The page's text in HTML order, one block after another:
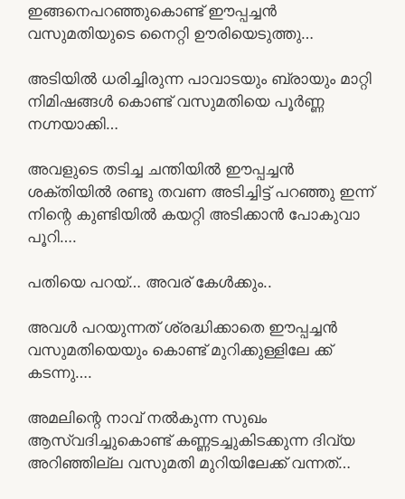
ഇങ്ങനെപറഞ്ഞുകൊണ്ട് ഈപ്പച്ചൻ
വസുമതിയുടെ നൈറ്റി ഊരിയെടുത്തു…
അടിയിൽ ധരിച്ചിരുന്ന പാവാടയും ബ്രായും മാറ്റി
നിമിഷങ്ങൾ കൊണ്ട് വസുമതിയെ പൂർണ്ണ
നഗ്നയാക്കി…
അവളുടെ തടിച്ച ചന്തിയിൽ ഈപ്പച്ചൻ
ശക്തിയിൽ രണ്ടു തവണ അടിച്ചിട്ട് പറഞ്ഞു ഇന്ന്
നിന്റെ കുണ്ടിയിൽ കയറ്റി അടിക്കാൻ പോകുവാ
പൂറി….
പതിയെ പറയ്… അവര് കേൾക്കും..
അവൾ പറയുന്നത് ശ്രദ്ധിക്കാതെ ഈപ്പച്ചൻ
വസുമതിയെയും കൊണ്ട് മുറിക്കുള്ളിലേ ക്ക്
കടന്നു….
അമലിന്റെ നാവ് നൽകുന്ന സുഖം
ആസ്വദിച്ചുകൊണ്ട് കണ്ണടച്ചുകിടക്കുന്ന ദിവ്യ
അറിഞ്ഞില്ല വസുമതി മുറിയിലേക്ക് വന്നത്…